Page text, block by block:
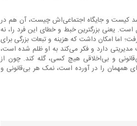
کیست و جایگاه اجتماعی‌اش چیست، آن هم در
است. یعنی بزرگترین خبط و خطای این فرد را، نه
اما امکان داشت که هزینه و تبعات بزرگی برای
مدیریتی دارد و فکر می‌کند به او ظلم شده است،
و بی‌اخلاقی هیچ کسی، گله کند. چون از
کوچک‌ترین فرصتی برای نمایش زشتی، صرف نظر نکرده است. در شوری آشی که صدای همه‎مان را در آورده است، نمک هر بی‌قانونی و